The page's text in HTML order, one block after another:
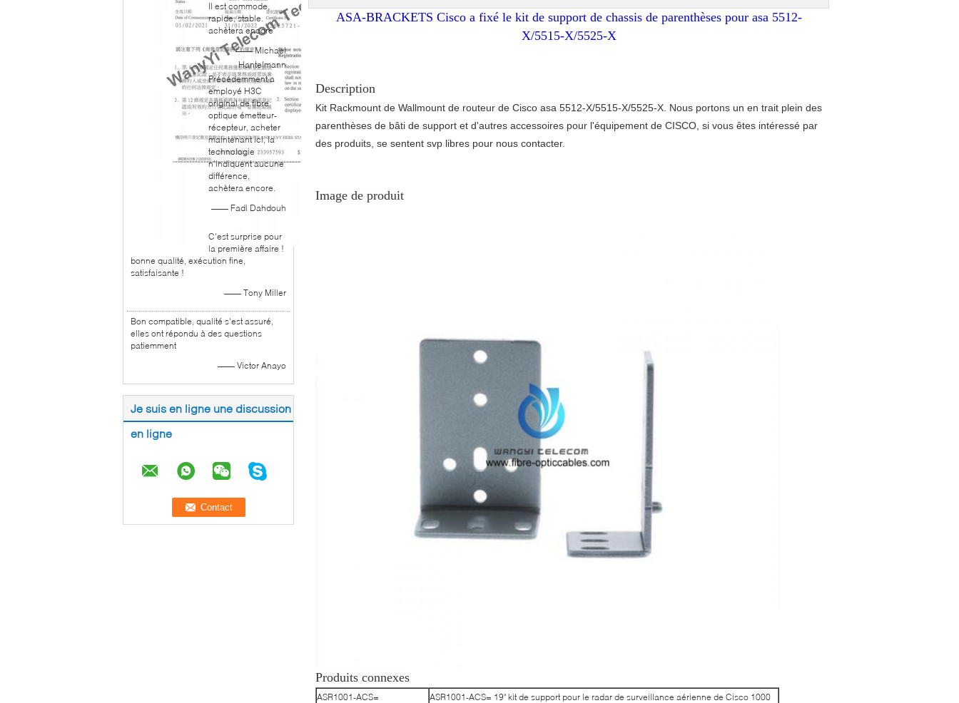
Il est commode,
rapide, stable.
achètera encore
—— Michael
Hantelmann
Précédemment a
employé H3C
original de fibre
optique émetteur-
récepteur, acheter
maintenant ici, la
technologie
n'indiquent aucune
différence,
achètera encore.
—— Fadi Dahdouh
C'est surprise pour
la première affaire !
bonne qualité, exécution fine,
satisfaisante !
—— Tony Miller
Bon compatible, qualité s'est assuré,
elles ont répondu à des questions
patiemment
—— Victor Anayo
Je suis en ligne une discussion
en ligne
ASA-BRACKETS Cisco a fixé le kit de support de chassis de parenthèses pour asa 5512-
X/5515-X/5525-X
Description
Kit Rackmount de Wallmount de routeur de Cisco asa 5512-X/5515-X/5525-X. Nous portons un en trait plein des
parenthèses de bâti de support et d'autres accessoires pour l'équipement de CISCO, si vous êtes intéressé par
des produits, se sentent svp libres pour nous contacter.
Image de produit
Produits connexes
ASR1001-ACS=
ASR1001-ACS= 19" kit de support pour le radar de surveillance aérienne de Cisco 1000